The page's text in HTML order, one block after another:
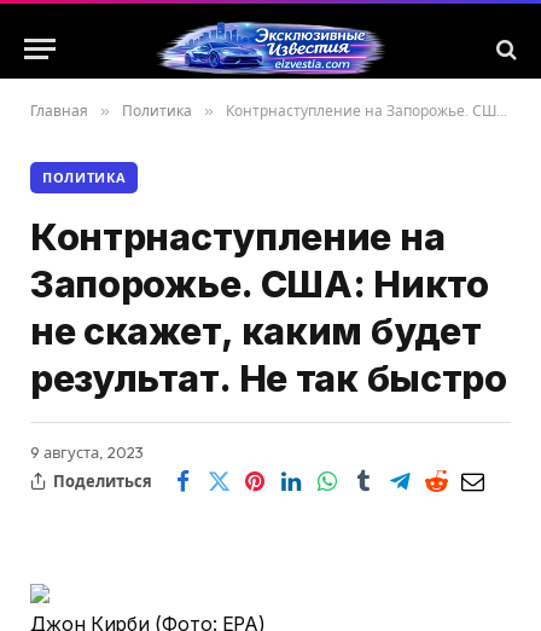
Главная » Политика » Контрнаступление на Запорожье. США: Никто не скажет, каким будет результат. Не так быстро
ПОЛИТИКА
Контрнаступление на
Запорожье. США: Никто
не скажет, каким будет
результат. Не так быстро
9 августа, 2023
Поделиться
Джон Кирби (Фото: EPA)